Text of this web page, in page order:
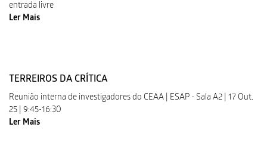
entrada livre
Ler Mais
TERREIROS DA CRÍTICA
Reunião interna de investigadores do CEAA | ESAP - Sala A2 | 17 Out.
25 | 9:45-16:30
Ler Mais